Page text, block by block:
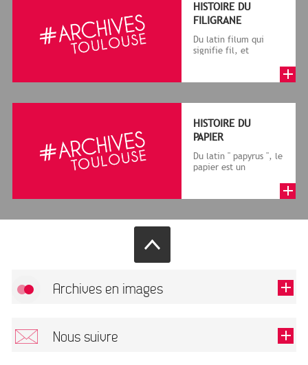
HISTOIRE DU
FILIGRANE
Du latin filum qui
signifie fil, et
le cadre de la f...
HISTOIRE DU
PAPIER
Du latin " papyrus ", le
papier est un
végétales réduite...
Archives en images
Nous suivre